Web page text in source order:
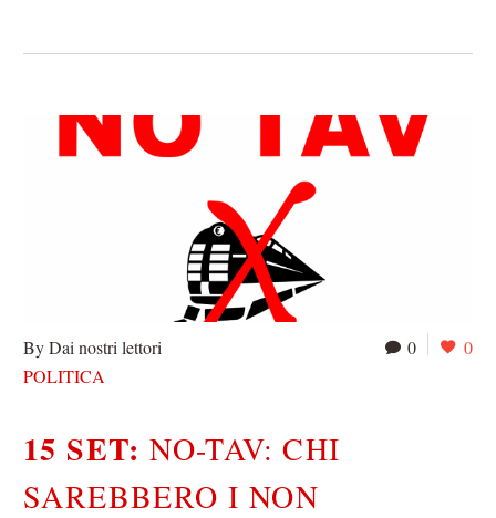
0 0
By Dai nostri lettori
POLITICA
15 SET:NO-TAV: CHI
SAREBBERO I NON